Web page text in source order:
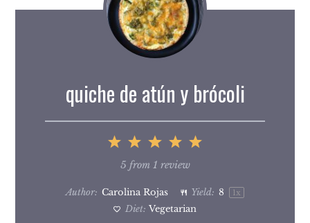
quiche de atún y brócoli
5
4
Stars
3
Stars
2
Stars
1
Star
5 from 1 review
Author: Carolina Rojas Yield: 8 1x
Diet: Vegetarian